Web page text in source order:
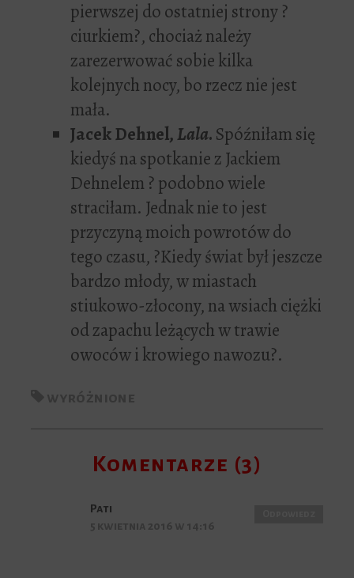
pierwszej do ostatniej strony ?
ciurkiem?, chociaż należy
zarezerwować sobie kilka
kolejnych nocy, bo rzecz nie jest
mała.
Jacek Dehnel,Lala.Spóźniłam się
kiedyś na spotkanie z Jackiem
Dehnelem ? podobno wiele
straciłam. Jednak nie to jest
przyczyną moich powrotów do
tego czasu, ?Kiedy świat był jeszcze
bardzo młody, w miastach
stiukowo-złocony, na wsiach ciężki
od zapachu leżących w trawie
owoców i krowiego nawozu?.
Komentarze (3)
Pati